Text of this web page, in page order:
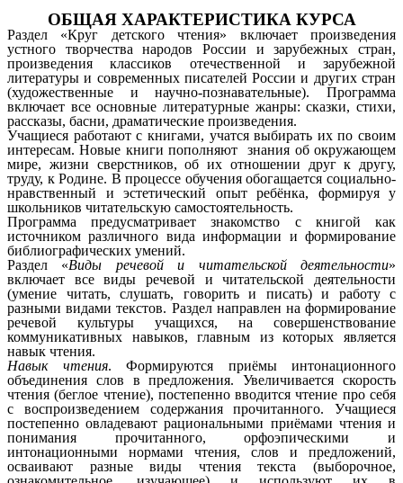
ОБЩАЯ ХАРАКТЕРИСТИКА КУРСА
Раздел «Круг детского чтения» включает произведения
устного творчества народов России и зарубежных стран,
произведения классиков отечественной и зарубежной
литературы и современных писателей России и других стран
(художественные и научно-познавательные). Программа
включает все основные литературные жанры: сказки, стихи,
рассказы, басни, драматические произведения.
Учащиеся работают с книгами, учатся выбирать их по своим
интересам. Новые книги пополняют знания об окружающем
мире, жизни сверстников, об их отношении друг к другу,
труду, к Родине. В процессе обучения обогащается социально-
нравственный и эстетический опыт ребёнка, формируя у
школьников читательскую самостоятельность.
Программа предусматривает знакомство с книгой как
источником различного вида информации и формирование
библиографических умений.
Раздел «Виды речевой и читательской деятельности»
включает все виды речевой и читательской деятельности
(умение читать, слушать, говорить и писать) и работу с
разными видами текстов. Раздел направлен на формирование
речевой культуры учащихся, на совершенствование
коммуникативных навыков, главным из которых является
навык чтения.
Навык чтения. Формируются приёмы интонационного
объединения слов в предложения. Увеличивается скорость
чтения (беглое чтение), постепенно вводится чтение про себя
с воспроизведением содержания прочитанного. Учащиеся
постепенно овладевают рациональными приёмами чтения и
понимания прочитанного, орфоэпическими и
интонационными нормами чтения, слов и предложений,
осваивают разные виды чтения текста (выборочное,